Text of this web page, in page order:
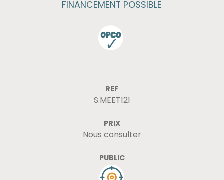
FINANCEMENT POSSIBLE
REF
S.MEET121
PRIX
Nous consulter
PUBLIC